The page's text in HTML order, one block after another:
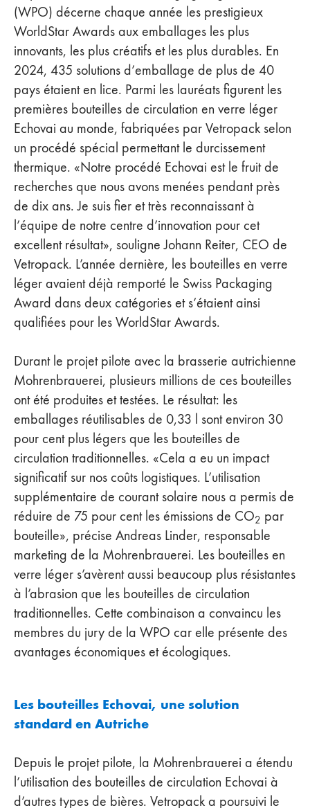
(WPO) décerne chaque année les prestigieux
WorldStar Awards aux emballages les plus
innovants, les plus créatifs et les plus durables. En
2024, 435 solutions d’emballage de plus de 40
pays étaient en lice. Parmi les lauréats figurent les
premières bouteilles de circulation en verre léger
Echovai au monde, fabriquées par Vetropack selon
un procédé spécial permettant le durcissement
thermique. «Notre procédé Echovai est le fruit de
recherches que nous avons menées pendant près
de dix ans. Je suis fier et très reconnaissant à
l’équipe de notre centre d’innovation pour cet
excellent résultat», souligne Johann Reiter, CEO de
Vetropack. L’année dernière, les bouteilles en verre
léger avaient déjà remporté le Swiss Packaging
Award dans deux catégories et s’étaient ainsi
qualifiées pour les WorldStar Awards.
Durant le projet pilote avec la brasserie autrichienne
Mohrenbrauerei, plusieurs millions de ces bouteilles
ont été produites et testées. Le résultat: les
emballages réutilisables de 0,33 l sont environ 30
pour cent plus légers que les bouteilles de
circulation traditionnelles. «Cela a eu un impact
significatif sur nos coûts logistiques. L’utilisation
supplémentaire de courant solaire nous a permis de
réduire de 75 pour cent les émissions de CO2 par
bouteille», précise Andreas Linder, responsable
marketing de la Mohrenbrauerei. Les bouteilles en
verre léger s’avèrent aussi beaucoup plus résistantes
à l’abrasion que les bouteilles de circulation
traditionnelles. Cette combinaison a convaincu les
membres du jury de la WPO car elle présente des
avantages économiques et écologiques.
Les bouteilles Echovai, une solution
standard en Autriche
Depuis le projet pilote, la Mohrenbrauerei a étendu
l’utilisation des bouteilles de circulation Echovai à
d’autres types de bières. Vetropack a poursuivi le